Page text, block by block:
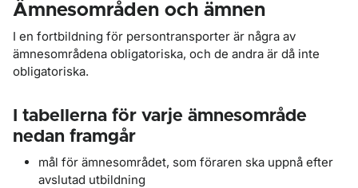
Ämnesområden och ämnen
I en fortbildning för persontransporter är några av
ämnesområdena obligatoriska, och de andra är då inte
obligatoriska.
I tabellerna för varje ämnesområde
nedan framgår
mål för ämnesområdet, som föraren ska uppnå efter
avslutad utbildning